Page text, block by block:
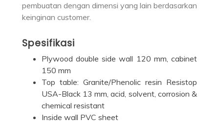
pembuatan dengan dimensi yang lain berdasarkan
keinginan customer.
Spesifikasi
Plywood double side wall 120 mm, cabinet
150 mm
Top table: Granite/Phenolic resin Resistop
USA-Black 13 mm, acid, solvent, corrosion &
chemical resistant
Inside wall PVC sheet